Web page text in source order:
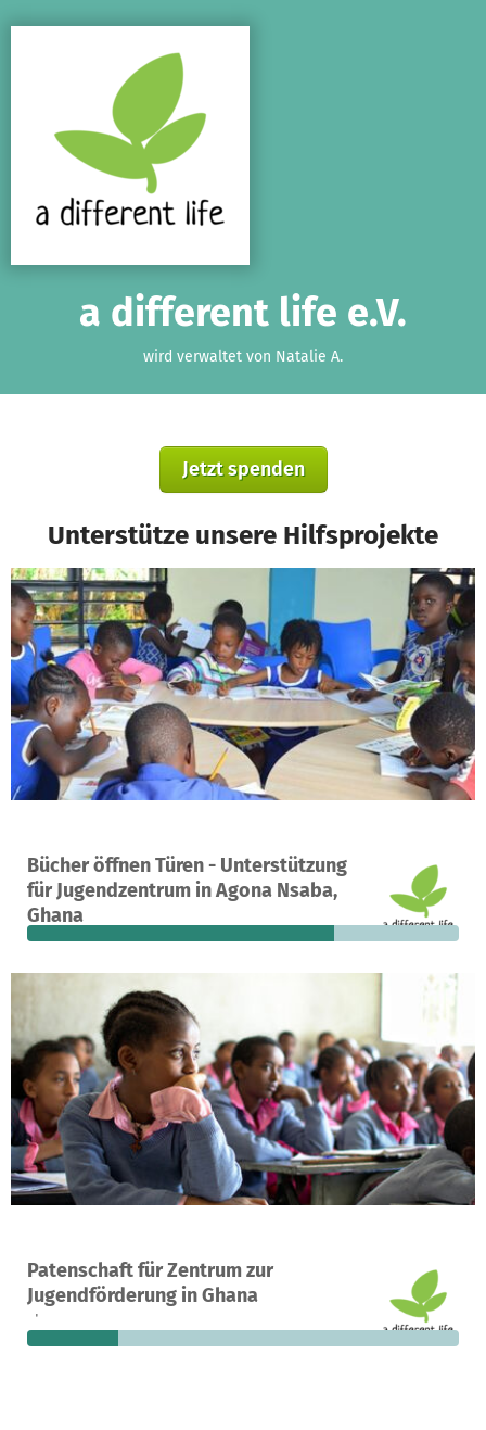
a different life e.V.
wird verwaltet von Natalie A.
Jetzt spenden
Unterstütze unsere Hilfsprojekte
Bücher öffnen Türen - Unterstützung
für Jugendzentrum in Agona Nsaba,
Ghana
Ein Projekt in Agona Nsaba, Ghana
16
Spenden
71 %
finanziert
692 €
fehlen noch
Patenschaft für Zentrum zur
Jugendförderung in Ghana
Ein Projekt in Agona Nsaba, Ghana
29
Spenden
21 % 9.233 €
fehlen noch